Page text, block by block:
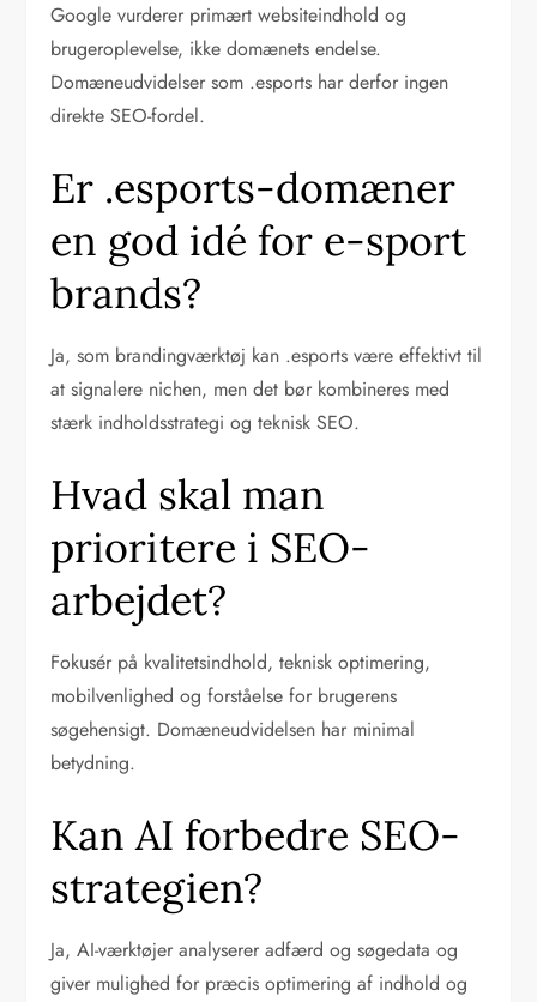
Google vurderer primært websiteindhold og
brugeroplevelse, ikke domænets endelse.
Domæneudvidelser som .esports har derfor ingen
direkte SEO-fordel.
Er .esports-domæner
en god idé for e-sport
brands?
Ja, som brandingværktøj kan .esports være effektivt til
at signalere nichen, men det bør kombineres med
stærk indholdsstrategi og teknisk SEO.
Hvad skal man
prioritere i SEO-
arbejdet?
Fokusér på kvalitetsindhold, teknisk optimering,
mobilvenlighed og forståelse for brugerens
søgehensigt. Domæneudvidelsen har minimal
betydning.
Kan AI forbedre SEO-
strategien?
Ja, AI-værktøjer analyserer adfærd og søgedata og
giver mulighed for præcis optimering af indhold og